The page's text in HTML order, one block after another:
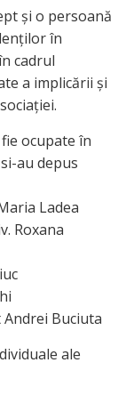
și o persoană
în
cadrul
a implicării și
ocupate în
au depus
Ladea
Roxana
Andrei Buciuta
ale